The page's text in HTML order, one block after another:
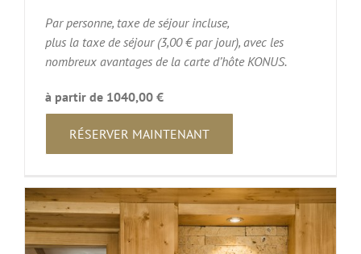
Par personne, taxe de séjour incluse,
plus la taxe de séjour (3,00 € par jour), avec les
nombreux avantages de la carte d’hôte KONUS.
à partir de 1040,00 €
RÉSERVER MAINTENANT